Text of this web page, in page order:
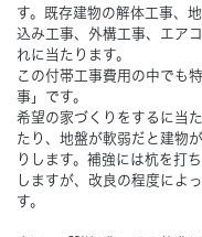
す。既存建物の解体工事、
込み工事、外構工事、エア
れに当たります。
この付帯工事費用の中でも
事」です。
希望の家づくりをするに当
たり、地盤が軟弱だと建物
りします。補強には杭を打
しますが、改良の程度によ
す。